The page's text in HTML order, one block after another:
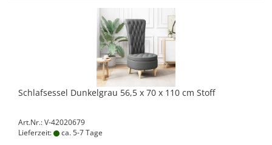
Schlafsessel Dunkelgrau 56,5 x 70 x 110 cm Stoff
Art.Nr.: V-42020679
Lieferzeit:
ca. 5-7 Tage